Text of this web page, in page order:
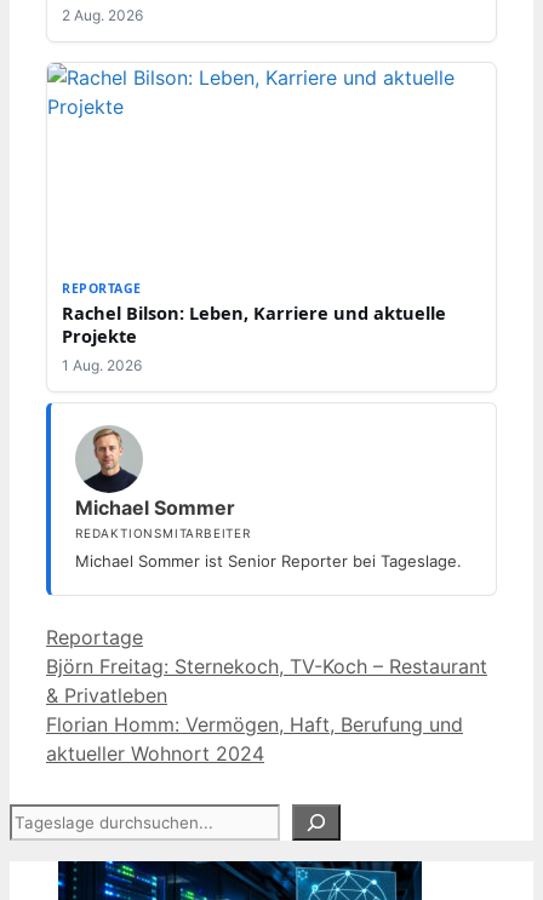
2 Aug. 2026
REPORTAGE
Rachel Bilson: Leben, Karriere und aktuelle
Projekte
1 Aug. 2026
Michael Sommer
REDAKTIONSMITARBEITER
Michael Sommer ist Senior Reporter bei Tageslage.
Kategorien
Reportage
Björn Freitag: Sternekoch, TV-Koch – Restaurant
& Privatleben
Florian Homm: Vermögen, Haft, Berufung und
aktueller Wohnort 2024
Suchen